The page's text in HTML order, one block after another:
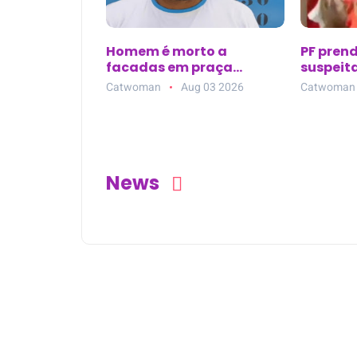
Homem é morto a
facadas em praça
pública de Bom Jardim
(PE); suspeito é preso em
Catwoman Aug 03 2026
PF
Catwoman
News